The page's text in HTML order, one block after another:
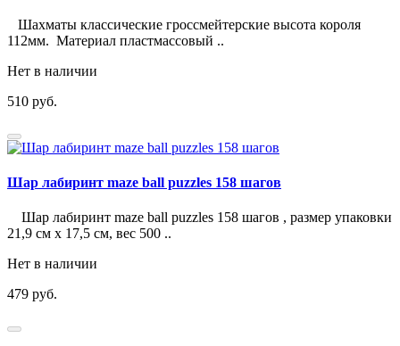
Шахматы классические гроссмейтерские высота короля
112мм. Материал пластмассовый ..
Нет в наличии
510 руб.
Шар лабиринт maze ball puzzles 158 шагов
Шар лабиринт maze ball puzzles 158 шагов , размер упаковки
21,9 см х 17,5 см, вес 500 ..
Нет в наличии
479 руб.